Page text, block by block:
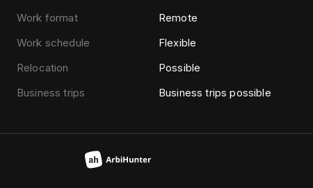
Work format
Remote
Work schedule
Flexible
Relocation
Possible
Business trips
Business trips possible